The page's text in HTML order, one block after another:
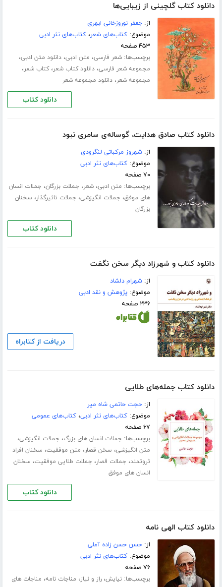
دانلود کتاب گلچینی از زیبایی‌ها
از:جعفر نوروزخانی ابهری
موضوع:کتاب‌های شعر،کتاب‌های نثر ادبی
۴۵۳ صفحه
برچسب‌ها:شعر فارسی، متن ادبی،دانلود متن ادبی،
مجموعه شعر فارسی،دانلود کتاب شعر،کتاب شعر،
مجموعه شعر،دانلود مجموعه شعر
دانلود کتاب
دانلود کتاب صادق هدایت، گوساله‌ی سامری نبود
از:شهروز مرکباتی لنگرودی
موضوع:کتاب‌های نثر ادبی
۷۰ صفحه
برچسب‌ها: متن ادبی،شعر، جملات بزرگان، جملات انسان
های موفق، جملات انگیزشی، جملات تاثیرگذار، سخنان
بزرگان
دانلود کتاب
دانلود کتاب و شهرزاد دیگر سخن نگفت
از:شهرام دلشاد
موضوع:پژوهش و نقد ادبی
۲۳۶ صفحه
دریافت از کتابراه
دانلود کتاب جمله‌های طلایی
از:حجت حاتمی شاه میر
موضوع:کتاب‌های نثر ادبی،کتاب‌های عمومی
۶۷ صفحه
برچسب‌ها: جملات انسان های بزرگ، جملات انگیزشی،
متن انگیزشی، سخن قصار، متن موفقیت، سخنان افراد
ثروتمند، جملات قصار، جملات طلایی موفقیت، سخنان
انسان های موفق
دانلود کتاب
دانلود کتاب الهی نامه
از:حسن حسن زاده آملی
موضوع:کتاب‌های نثر ادبی
۷۶ صفحه
برچسب‌ها:نیایش،راز و نیاز، مناجات نامه، مناجات های